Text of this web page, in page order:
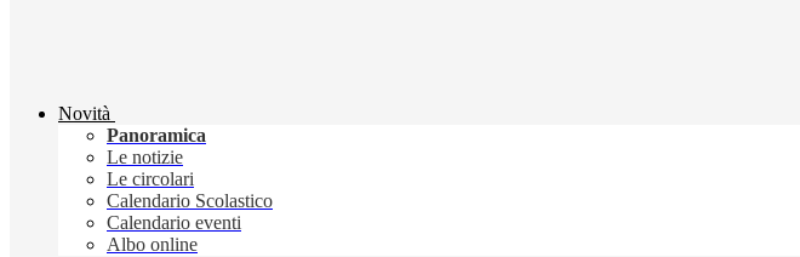
Novità
Panoramica
Le notizie
Le circolari
Calendario Scolastico
Calendario eventi
Albo online